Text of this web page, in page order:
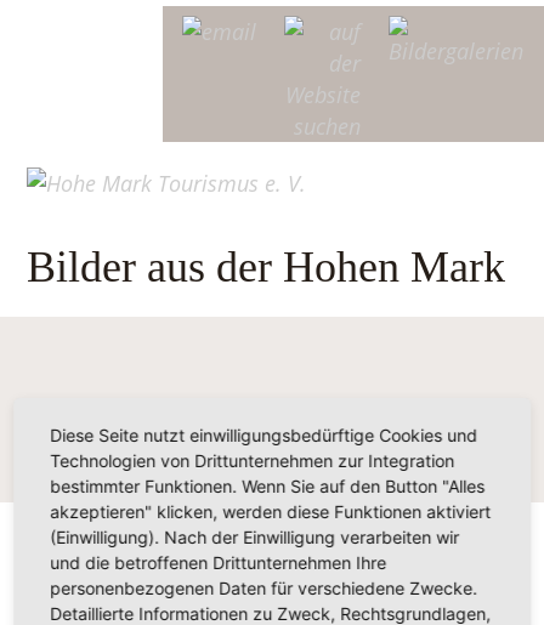
Bilder aus der Hohen Mark
Hohe Mark Tourismus e. V.
Redderstraße 421,45711 Datteln
Diese Seite nutzt einwilligungsbedürftige Cookies und
Technologien von Drittunternehmen zur Integration
bestimmter Funktionen. Wenn Sie auf den Button "Alles
akzeptieren" klicken, werden diese Funktionen aktiviert
(Einwilligung). Nach der Einwilligung verarbeiten wir
und die betroffenen Drittunternehmen Ihre
personenbezogenen Daten für verschiedene Zwecke.
Detaillierte Informationen zu Zweck, Rechtsgrundlagen,